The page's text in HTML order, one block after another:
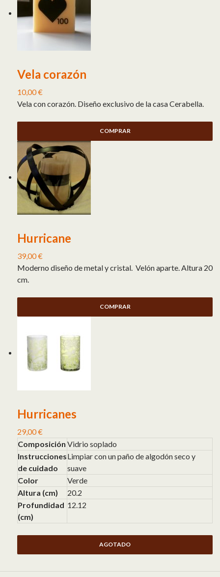
Vela corazón
10,00€
Vela con corazón. Diseño exclusivo de la casa Cerabella.
COMPRAR
Hurricane
39,00€
Moderno diseño de metal y cristal. Velón aparte. Altura 20
cm.
COMPRAR
Hurricanes
29,00€
Composición Vidrio soplado
Instrucciones
de cuidado
Limpiar con un paño de algodón seco y
suave
Color
Verde
Altura (cm)
20.2
Profundidad
(cm)
12.12
AGOTADO